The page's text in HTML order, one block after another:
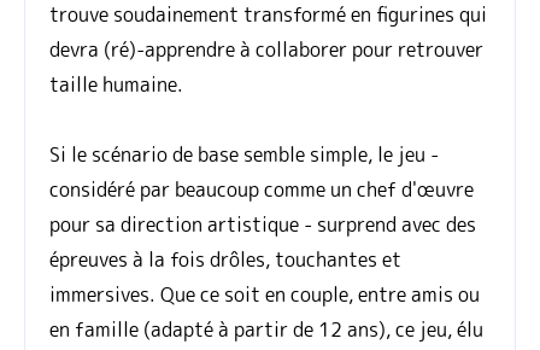
trouve soudainement transformé en figurines qui
devra (ré)-apprendre à collaborer pour retrouver
taille humaine.
Si le scénario de base semble simple, le jeu -
considéré par beaucoup comme un chef d'œuvre
pour sa direction artistique - surprend avec des
épreuves à la fois drôles, touchantes et
immersives. Que ce soit en couple, entre amis ou
en famille (adapté à partir de 12 ans), ce jeu, élu